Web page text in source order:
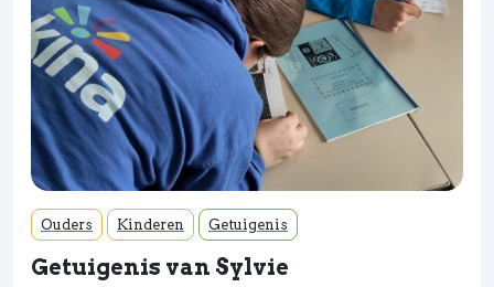
Ouders Kinderen Getuigenis
Getuigenis van Sylvie